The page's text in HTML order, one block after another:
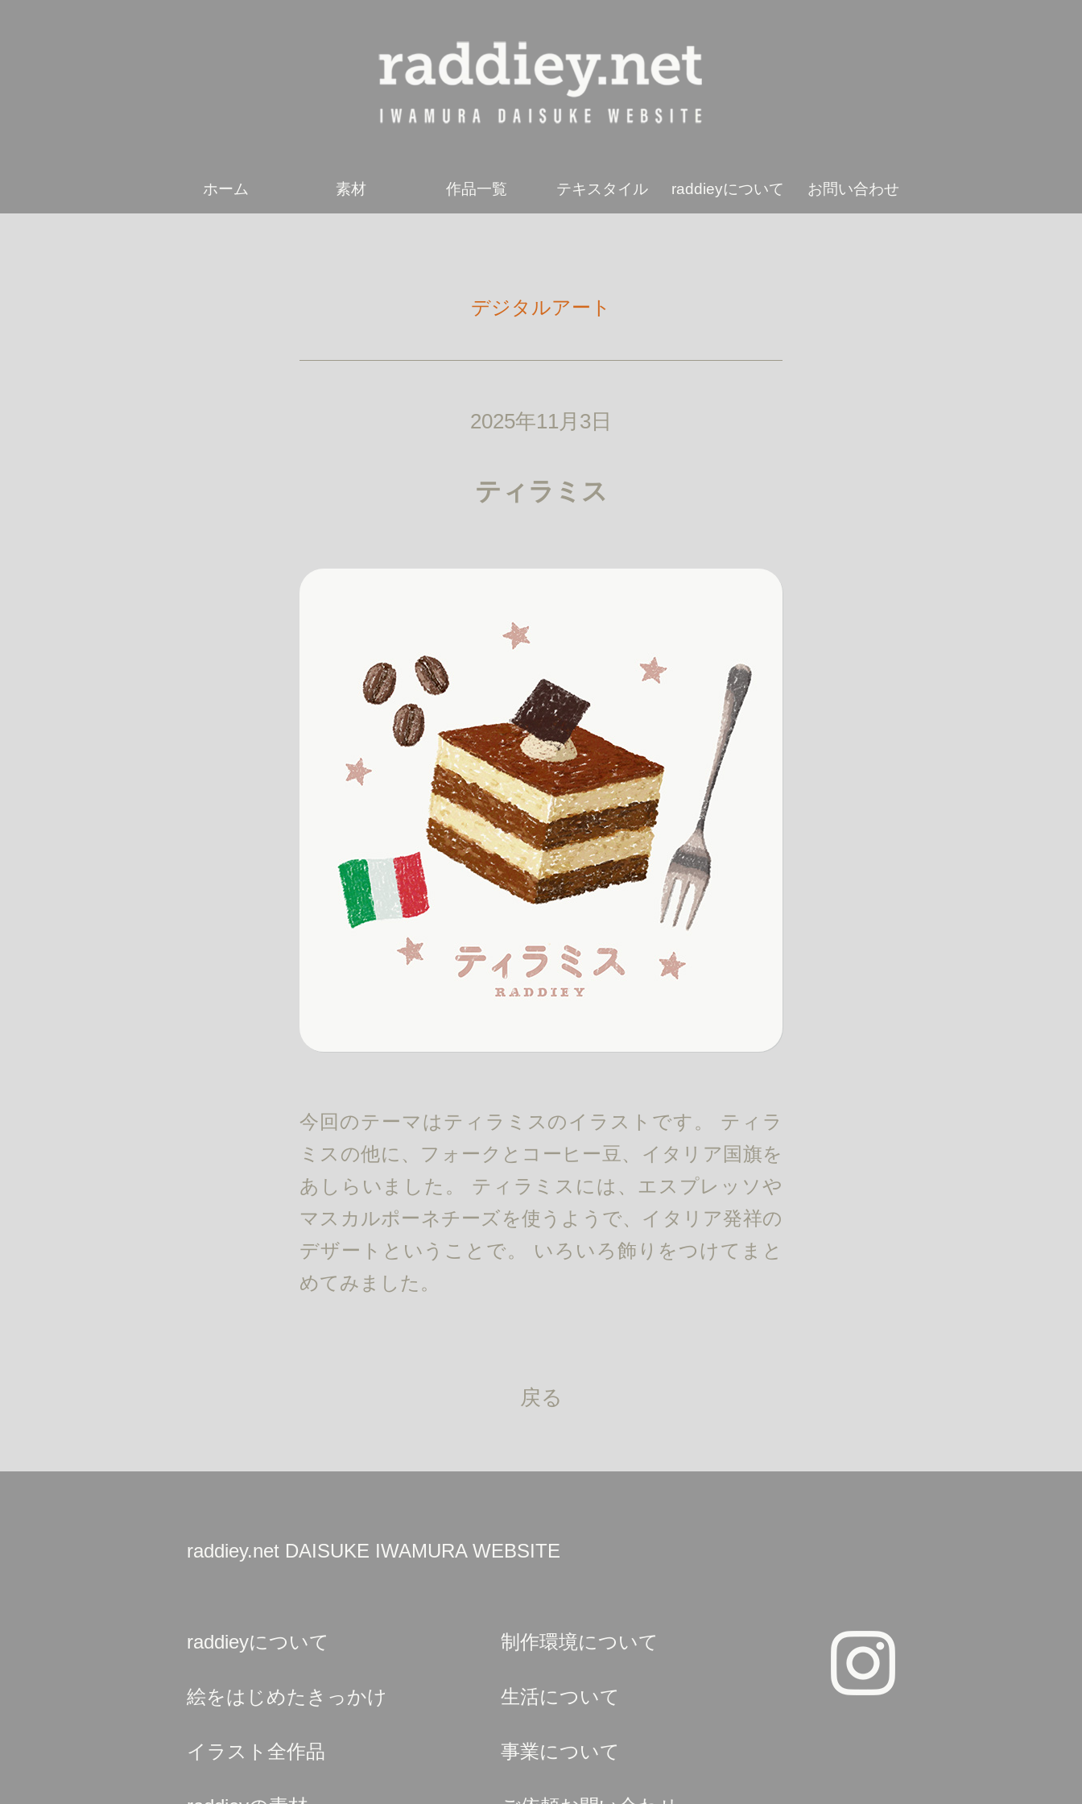
ホーム 素材 作品一覧 テキスタイル raddieyについて お問い合わせ
デジタルアート
2025年11月3日
ティラミス
今回のテーマはティラミスのイラストです。 ティラ
ミスの他に、フォークとコーヒー豆、イタリア国旗を
あしらいました。 ティラミスには、エスプレッソや
マスカルポーネチーズを使うようで、イタリア発祥の
デザートということで。 いろいろ飾りをつけてまと
めてみました。
戻る
raddiey.net DAISUKE IWAMURA WEBSITE
raddieyについて
絵をはじめたきっかけ
イラスト全作品
制作環境について
生活について
事業について